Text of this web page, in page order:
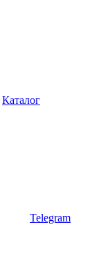
Каталог
Telegram